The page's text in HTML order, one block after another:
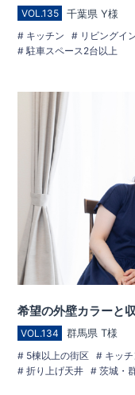
VOL.135 千葉県 Y様
キッチン リビングイ
駐車スペース2台以上
希望の外壁カラーと
VOL.134 群馬県 T様
5棟以上の街区 キッチ
折り上げ天井
茨城・